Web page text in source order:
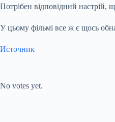
Потрібен відповідний настрій,
У цьому фільмі все ж є щось
Источник
No votes yet.